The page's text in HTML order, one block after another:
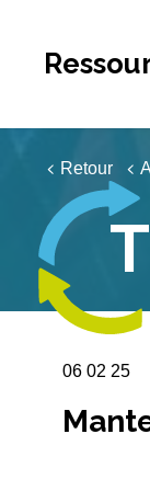
contenu
principal
Retour
T
06 02 25